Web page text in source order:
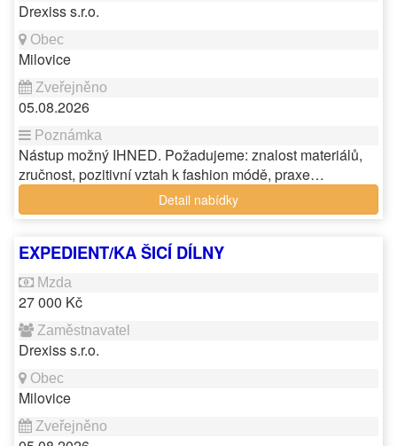
Drexiss s.r.o.
Milovice
05.08.2026
Nástup možný IHNED. Požadujeme: znalost materiálů,
zručnost, pozitivní vztah k fashion módě, praxe…
Detail nabídky
EXPEDIENT/KA ŠICÍ DÍLNY
27 000 Kč
Drexiss s.r.o.
Milovice